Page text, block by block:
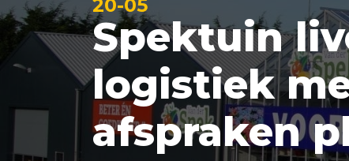
20-05
Spektuin
logistiek
afspraken